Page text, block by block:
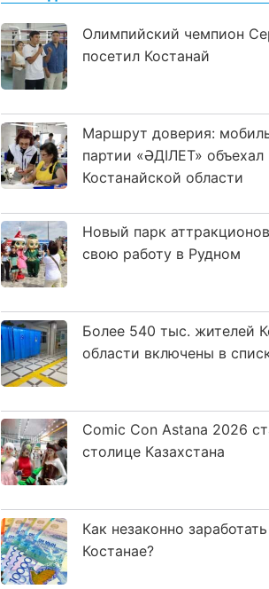
Олимпийский чемпион
посетил Костанай
Маршрут доверия:
партии «ӘДІЛЕТ»
Костанайской области
Новый парк
свою работу в Рудном
Более 540 тыс. жителей
области включены в
Comic Con Astana 2026
столице Казахстана
Как незаконно
Костанае?